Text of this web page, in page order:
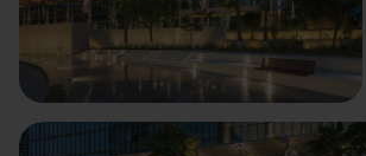
Anterior